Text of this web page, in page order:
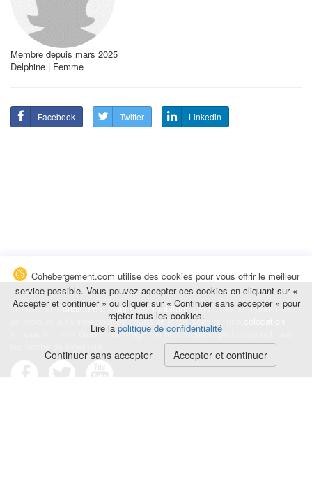
Membre depuis mars 2025
Delphine | Femme
Facebook Twitter Linkedin
Trouvez unechambre à louer chez l'habitantà la nuitée, à la semaine,
au mois ou à l'année pour de courts et longs séjours, une
temporaire : des études, un stage, un déplacement professionnel, une
Cohebergement.com utilise des cookies pour vous offrir le meilleur
service possible. Vous pouvez accepter ces cookies en cliquant sur «
Accepter et continuer » ou cliquer sur « Continuer sans accepter » pour
rejeter tous les cookies.
Lire la politique de confidentialité
Continuer sans accepter Accepter et continuer